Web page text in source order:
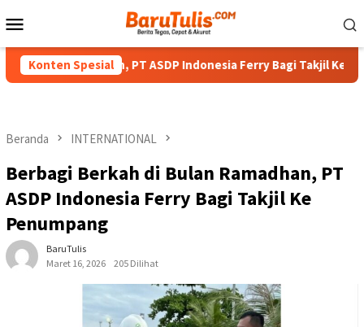
ke
Mobile
Konten Spesial
PT ASDP Indonesia Ferry Bagi Takjil Ke Penumpang
Beranda INTERNATIONAL
Berbagi Berkah di Bulan Ramadhan, PT
ASDP Indonesia Ferry Bagi Takjil Ke
Penumpang
BaruTulis
Maret 16, 2026
205 Dilihat